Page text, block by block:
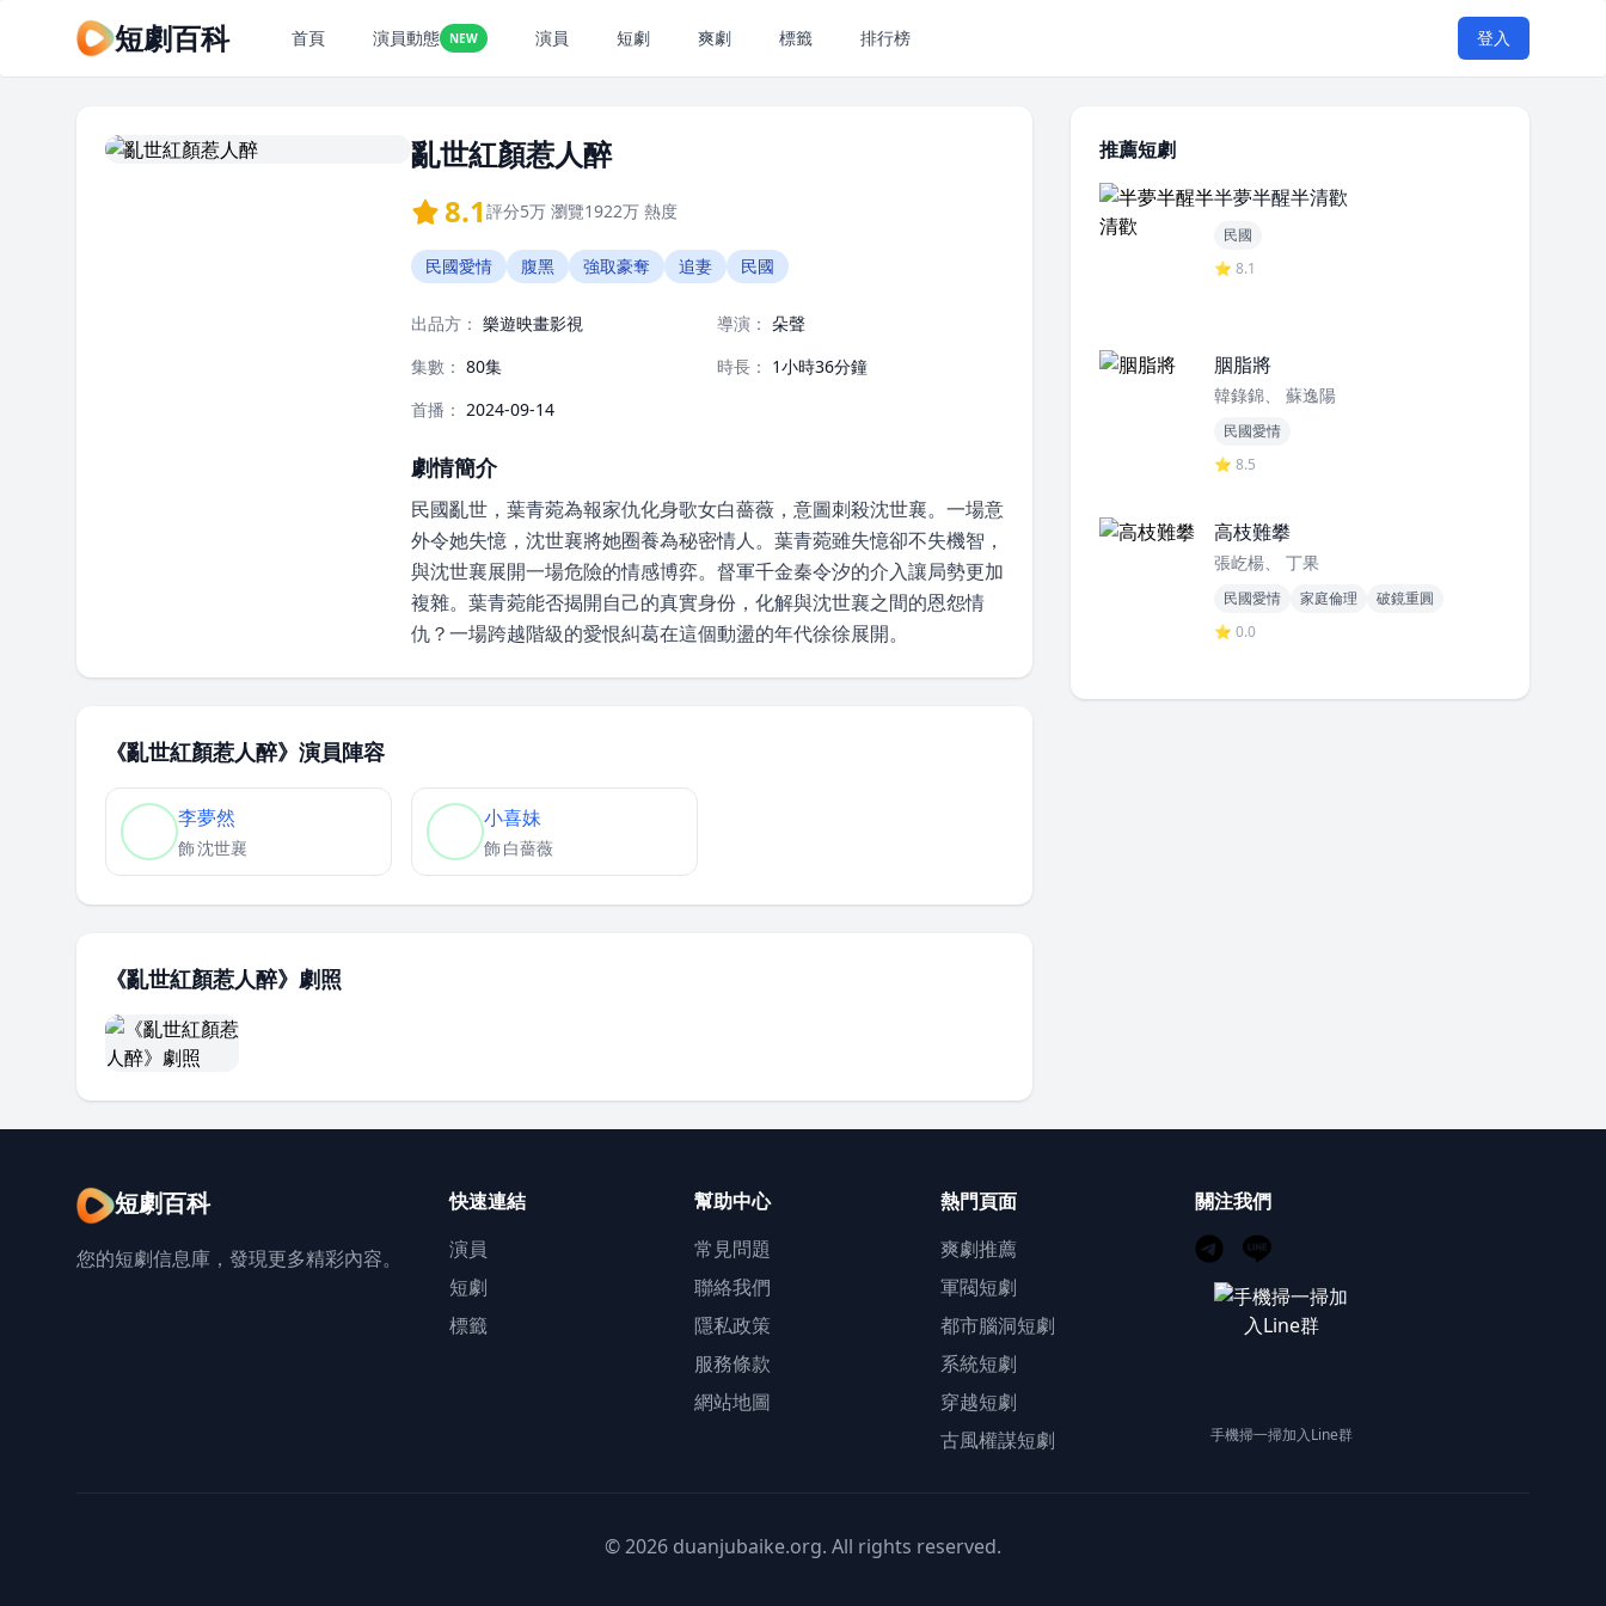
短劇百科 首頁 演員動態 NEW 演員 短劇 爽劇 標籤 排行榜 登入
亂世紅顏惹人醉
8.1 評分5万 瀏覽1922万 熱度
民國愛情 腹黑 強取豪奪 追妻 民國
出品方： 樂遊映畫影視 導演： 朵聲
集數： 80集 時長： 1小時36分鐘
首播： 2024-09-14
劇情簡介
民國亂世，葉青菀為報家仇化身歌女白薔薇，意圖刺殺沈世襄。一場意
外令她失憶，沈世襄將她圈養為秘密情人。葉青菀雖失憶卻不失機智，
與沈世襄展開一場危險的情感博弈。督軍千金秦令汐的介入讓局勢更加
複雜。葉青菀能否揭開自己的真實身份，化解與沈世襄之間的恩怨情
仇？一場跨越階級的愛恨糾葛在這個動盪的年代徐徐展開。
《亂世紅顏惹人醉》演員陣容
李夢然
飾沈世襄
小喜妹
飾白薔薇
《亂世紅顏惹人醉》劇照
推薦短劇
半夢半醒半清歡
民國
⭐ 8.1
胭脂將
韓錄錦、 蘇逸陽
民國愛情
⭐ 8.5
高枝難攀
張屹楊、 丁果
民國愛情 家庭倫理
破鏡重圓
⭐ 0.0
短劇百科
您的短劇信息庫，發現更多精彩內容。
快速連結
演員
短劇
標籤
幫助中心
常見問題
聯絡我們
隱私政策
服務條款
網站地圖
熱門頁面
爽劇推薦
軍閥短劇
都市腦洞短劇
系統短劇
穿越短劇
古風權謀短劇
關注我們
手機掃一掃加入Line群
© 2026 duanjubaike.org. All rights reserved.